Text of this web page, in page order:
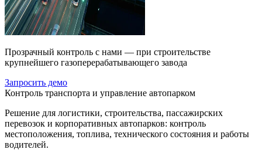
Прозрачный контроль с нами — при строительстве
крупнейшего газоперерабатывающего завода
Запросить демо
Контроль транспорта и управление автопарком
Решение для логистики, строительства, пассажирских
перевозок и корпоративных автопарков: контроль
местоположения, топлива, технического состояния и работы
водителей.